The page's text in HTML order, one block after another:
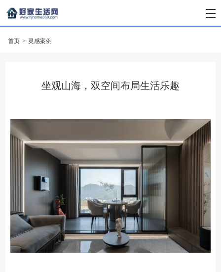
首页 > 灵感案例
坐观山海，双空间布局生活乐趣